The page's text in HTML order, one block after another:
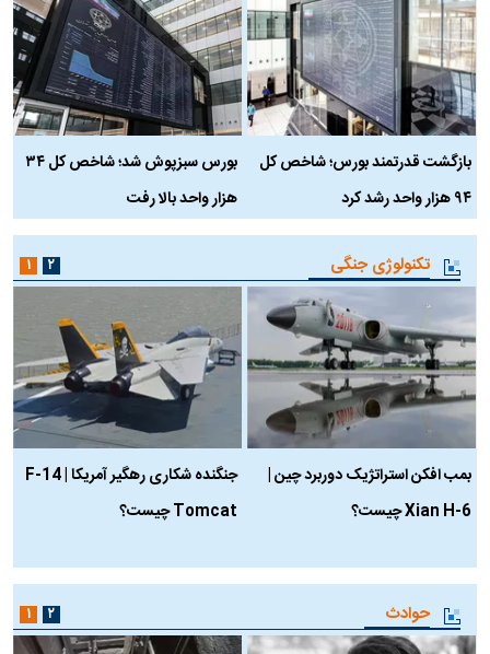
بازگشت قدرتمند بورس؛ شاخص کل
۹۴ هزار واحد رشد کرد
بورس سبزپوش شد؛ شاخص کل ۳۴
هزار واحد بالا رفت
تکنولوژی جنگی
بمب افکن استراتژیک دوربرد چین |
Xian H-6 چیست؟
جنگنده شکاری رهگیر آمریکا | F-14
Tomcat چیست؟
۱ ۲
حوادث ۱ ۲